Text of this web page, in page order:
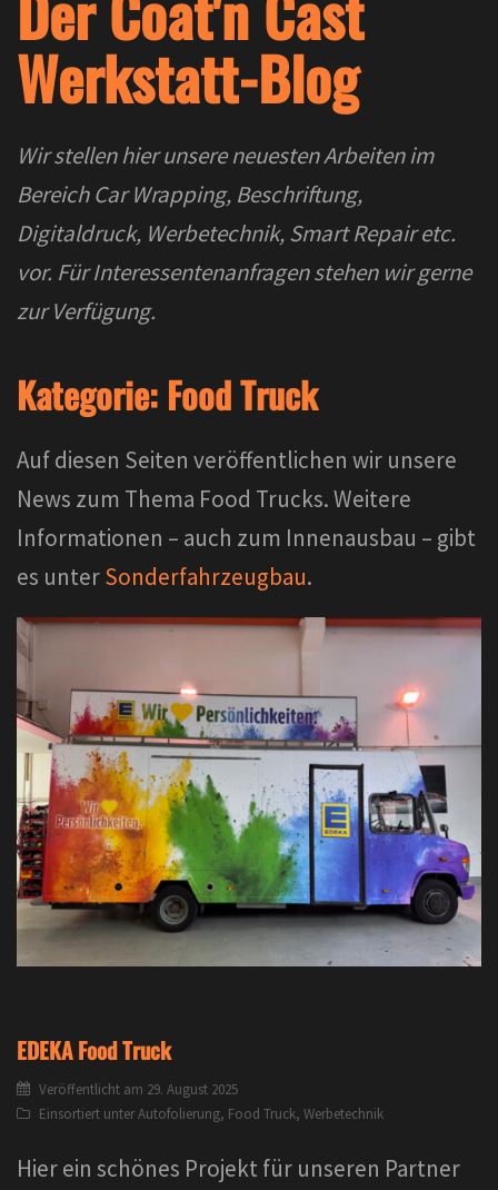
Werkstatt-Blog
Wir stellen hier unsere neuesten Arbeiten im
Bereich Car Wrapping, Beschriftung,
Digitaldruck, Werbetechnik, Smart Repair etc.
vor. Für Interessentenanfragen stehen wir gerne
zur Verfügung.
Kategorie: Food Truck
Auf diesen Seiten veröffentlichen wir unsere
News zum Thema Food Trucks. Weitere
Informationen – auch zum Innenausbau – gibt
es unterSonderfahrzeugbau.
EDEKA Food Truck
Veröffentlicht am 29. August 2025
Einsortiert unterAutofolierung, Food Truck, Werbetechnik
Hier ein schönes Projekt für unseren Partner